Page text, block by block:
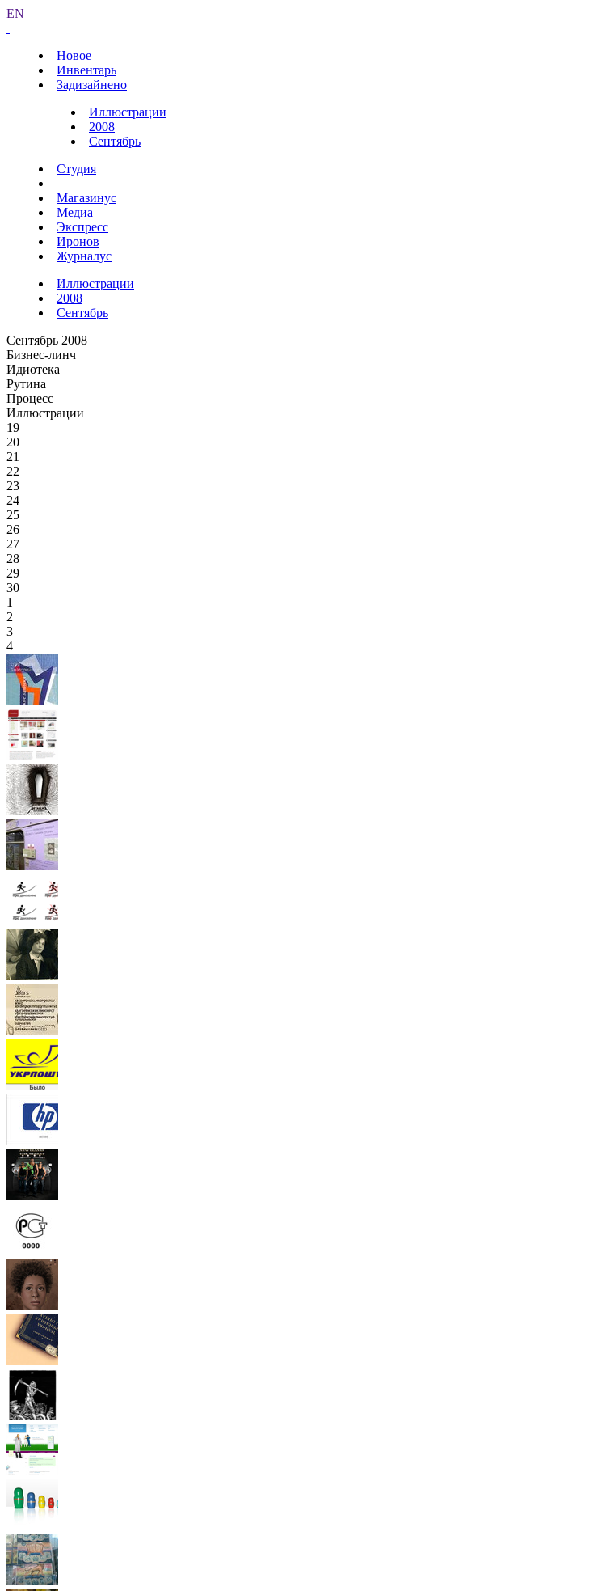
EN
Новое
Инвентарь
Задизайнено
Иллюстрации
2008
Сентябрь
Студия
Магазинус
Медиа
Экспресс
Иронов
Журналус
Иллюстрации
2008
Сентябрь
Сентябрь 2008
Бизнес-линч
Идиотека
Рутина
Процесс
Иллюстрации
19
20
21
22
23
24
25
26
27
28
29
30
1
2
3
4